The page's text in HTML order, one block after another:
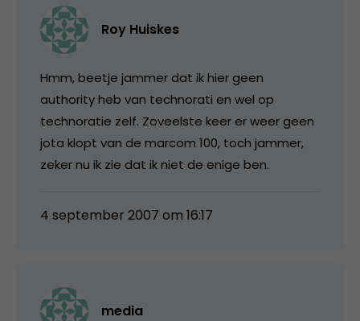
Roy Huiskes
Hmm, beetje jammer dat ik hier geen
authority heb van technorati en wel op
technoratie zelf. Zoveelste keer er weer geen
jota klopt van de marcom 100, toch jammer,
zeker nu ik zie dat ik niet de enige ben.
4 september 2007 om 16:17
media